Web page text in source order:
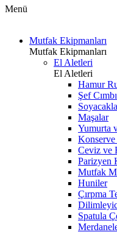
Menü
Mutfak Ekipmanları
Mutfak Ekipmanları
El Aletleri
El Aletleri
Hamur
Şef
Maşalar
Yumurta
Konserve
Ceviz ve
Parizyen
Mutfak
Huniler
Çırpma
Spatula